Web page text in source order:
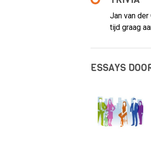
Jan van
tijd graag
ESSAYS